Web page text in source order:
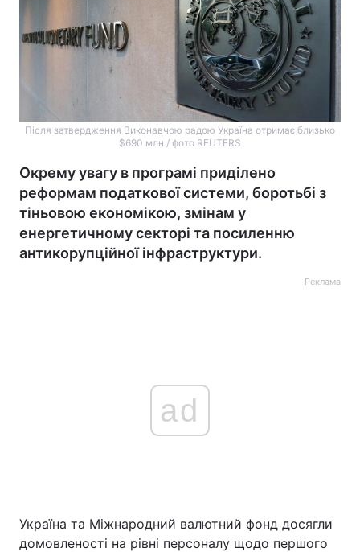
Економіка Світ
Після затвердження Виконавчою радою Україна отримає близько
$690 млн / фото REUTERS
Окрему увагу в програмі приділено
реформам податкової системи, боротьбі з
тіньовою економікою, змінам у
енергетичному секторі та посиленню
антикорупційної інфраструктури.
Реклама
ad
Україна та Міжнародний валютний фонд досягли
домовленості на рівні персоналу щодо першого